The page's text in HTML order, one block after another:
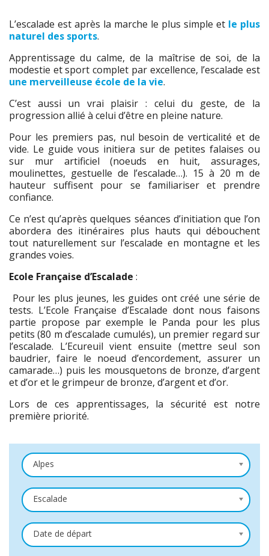
L’escalade est après la marche le plus simple et le plus
naturel des sports.
Apprentissage du calme, de la maîtrise de soi, de la
modestie et sport complet par excellence, l’escalade est
une merveilleuse école de la vie.
C’est aussi un vrai plaisir : celui du geste, de la
progression allié à celui d’être en pleine nature.
Pour les premiers pas, nul besoin de verticalité et de
vide. Le guide vous initiera sur de petites falaises ou
sur mur artificiel (noeuds en huit, assurages,
moulinettes, gestuelle de l’escalade…). 15 à 20 m de
hauteur suffisent pour se familiariser et prendre
confiance.
Ce n’est qu’après quelques séances d’initiation que l’on
abordera des itinéraires plus hauts qui débouchent
tout naturellement sur l’escalade en montagne et les
grandes voies.
Ecole Française d’Escalade :
Pour les plus jeunes, les guides ont créé une série de
tests. L’Ecole Française d’Escalade dont nous faisons
partie propose par exemple le Panda pour les plus
petits (80 m d’escalade cumulés), un premier regard sur
l’escalade. L’Ecureuil vient ensuite (mettre seul son
baudrier, faire le noeud d’encordement, assurer un
camarade…) puis les mousquetons de bronze, d’argent
et d’or et le grimpeur de bronze, d’argent et d’or.
Lors de ces apprentissages, la sécurité est notre
première priorité.
Alpes
Escalade
Date de départ